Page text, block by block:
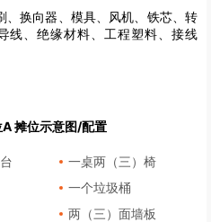
、换向器、模具、风机、铁芯、转
线、绝缘材料、工程塑料、接线
摊位示意图/配置
一桌两（三）椅
一个垃圾桶
两（三）面墙板